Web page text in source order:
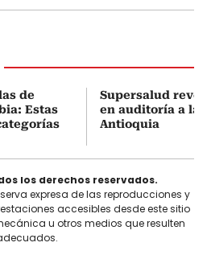
de
Estas
Supersalud
en auditoría a la
Antioquia
los derechos reservados.
expresa de las reproducciones y
accesibles desde este sitio
u otros medios que resulten